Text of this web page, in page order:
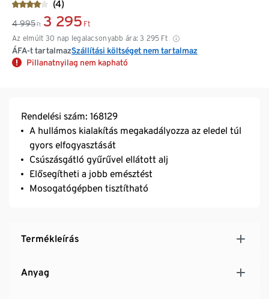
(4)
4 995 Ft 3 295 Ft
Az elmúlt 30 nap legalacsonyabb ára: 3 295 Ft
ÁFA-t tartalmazSzállítási költséget nem tartalmaz
Pillanatnyilag nem kapható
Rendelési szám: 168129
A hullámos kialakítás megakadályozza az eledel túl
gyors elfogyasztását
Csúszásgátló gyűrűvel ellátott alj
Elősegítheti a jobb emésztést
Mosogatógépben tisztítható
Termékleírás
Anyag